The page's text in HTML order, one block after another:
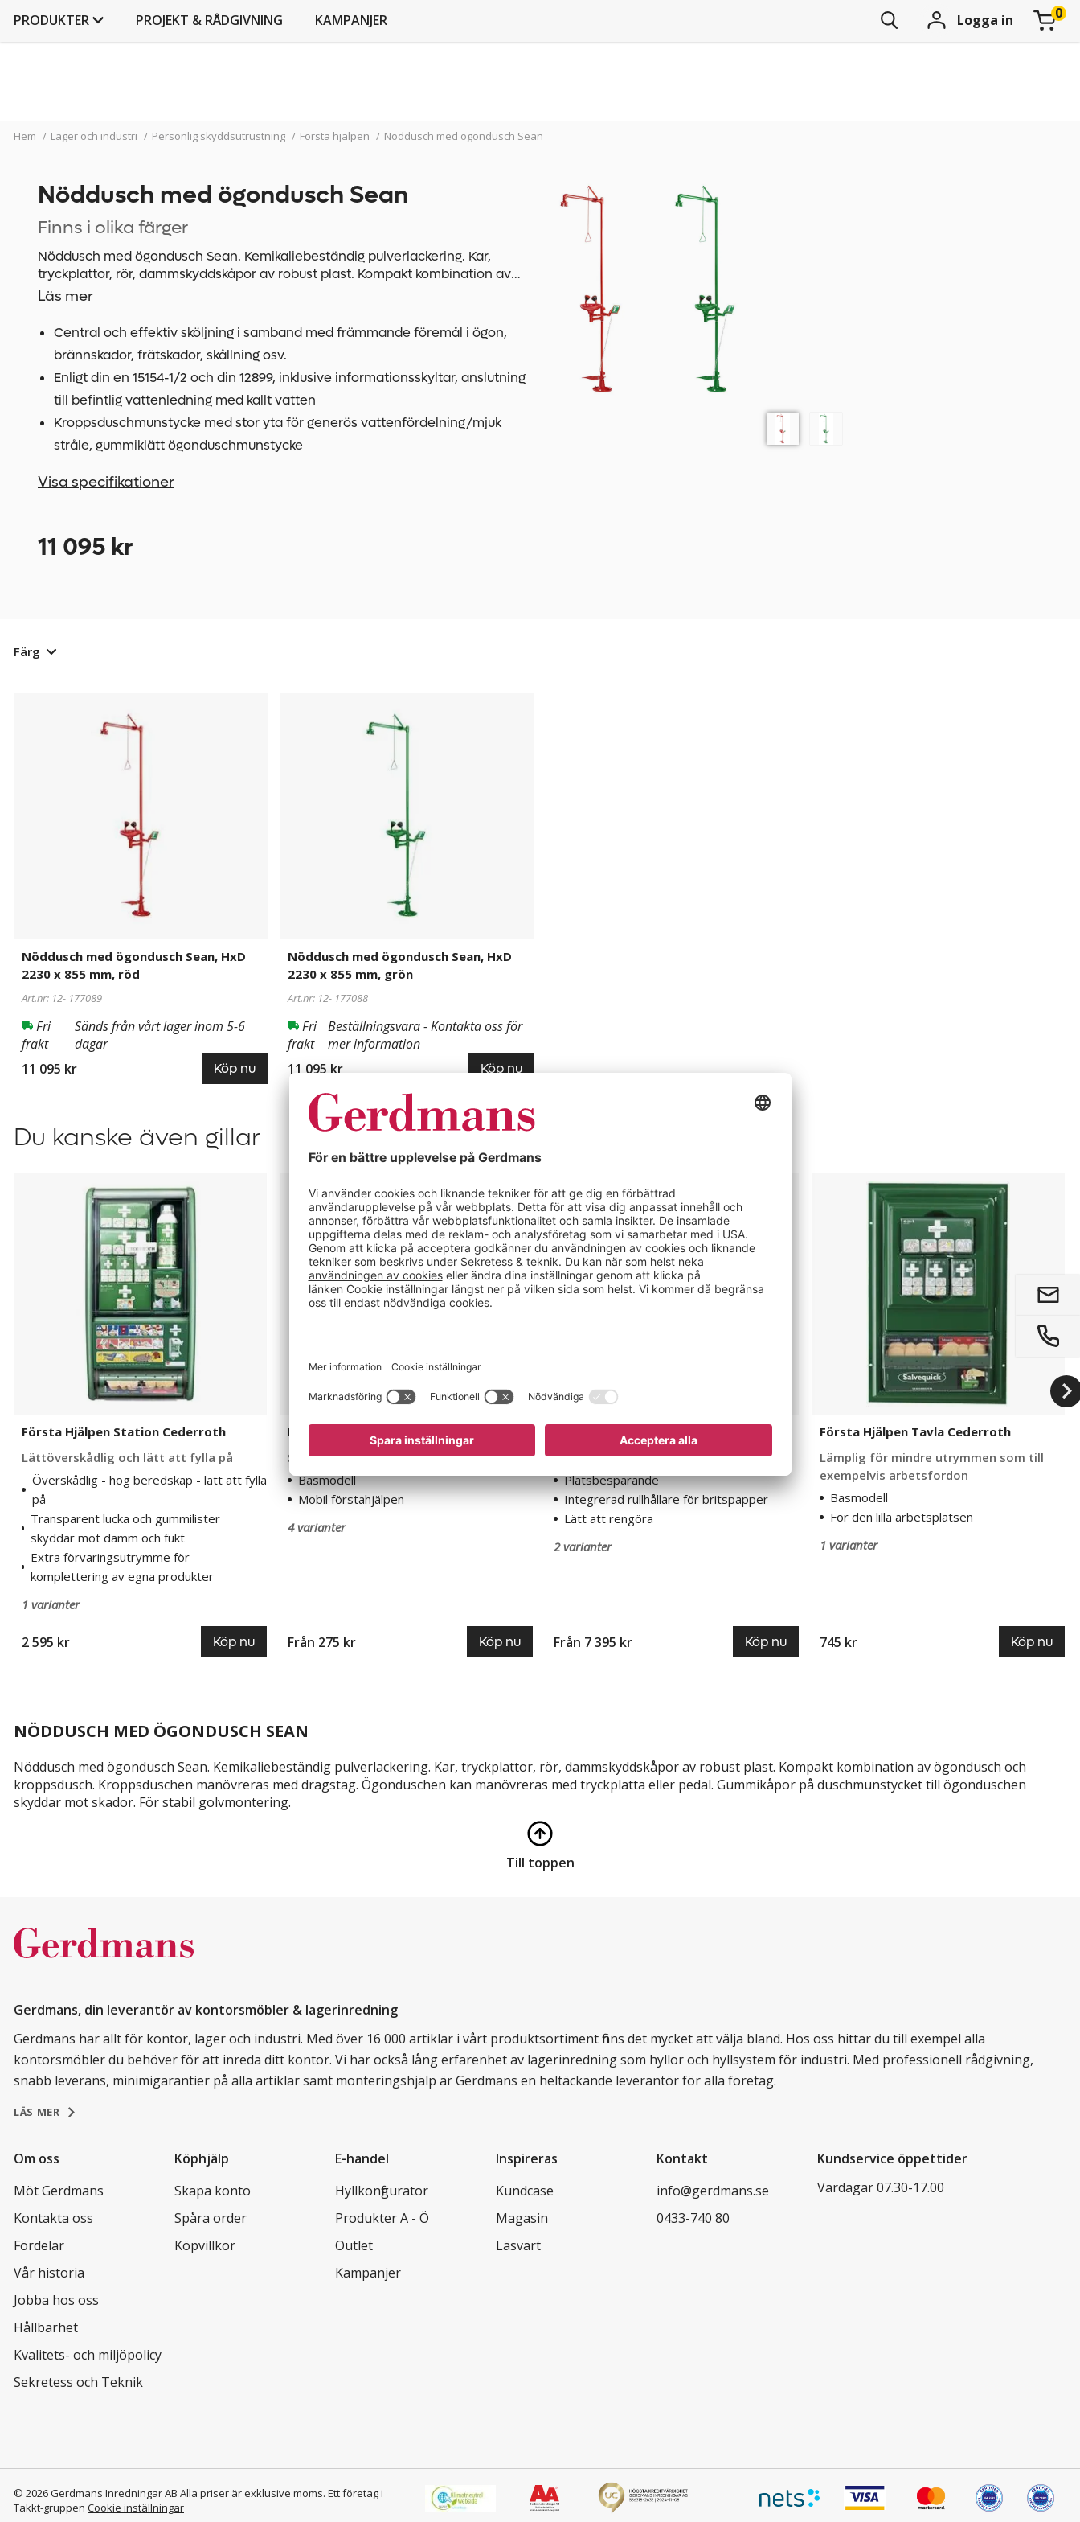
PRODUKTER PROJEKT & RÅDGIVNING KAMPANJER Logga in
Hem / Lager och industri / Personlig skyddsutrustning / Första hjälpen / Nöddusch med ögondusch Sean
Nöddusch med ögondusch Sean
Finns i olika färger
Nöddusch med ögondusch Sean. Kemikaliebeständig pulverlackering. Kar,
tryckplattor, rör, dammskyddskåpor av robust plast. Kompakt kombination av
ögondusch och kroppsdusch. Kroppsduschen manövreras med dragstag.
duschmunstycket till ögonduschen skyddar mot skador.För stabil
Läs mer
Central och effektiv sköljning i samband med främmande föremål i ögon,
brännskador, frätskador, skållning osv.
Enligt din en 15154-1/2 och din 12899, inklusive informationsskyltar, anslutning
till befintlig vattenledning med kallt vatten
Kroppsduschmunstycke med stor yta för generös vattenfördelning/mjuk
stråle, gummiklätt ögonduschmunstycke
Visa specifikationer
11 095 kr
Färg
Nöddusch med ögondusch Sean, HxD
2230 x 855 mm, röd
Art.nr: 12- 177089
Fri
frakt
Sänds från vårt lager inom 5-6
dagar
11 095 kr
Köp nu
Nöddusch med ögondusch Sean, HxD
2230 x 855 mm, grön
Art.nr: 12- 177088
Fri
frakt
Beställningsvara - Kontakta oss för
mer information
11 095 kr
Köp nu
Du kanske även gillar
Första Hjälpen Station Cederroth
Lättöverskådlig och lätt att fylla på
Överskådlig - hög beredskap - lätt att fylla
på
Transparent lucka och gummilister
skyddar mot damm och fukt
Extra förvaringsutrymme för
komplettering av egna produkter
1 varianter
2 595 kr Köp nu
Hjälpen
Cederroth
Första Hjälpen Kit Cederroth
Stor eller liten väska
Basmodell
Mobil förstahjälpen
4 varianter
Från 275 kr Köp nu
Isabell
Brits Isabell
Finns i olika utföranden
Platsbesparande
Integrerad rullhållare för britspapper
Lätt att rengöra
2 varianter
Från 7 395 kr Köp nu
Första Hjälpen Tavla Cederroth
Lämplig för mindre utrymmen som till
exempelvis arbetsfordon
Basmodell
För den lilla arbetsplatsen
1 varianter
745 kr Köp nu
NÖDDUSCH MED ÖGONDUSCH SEAN
Nöddusch med ögondusch Sean. Kemikaliebeständig pulverlackering. Kar, tryckplattor, rör, dammskyddskåpor av robust plast. Kompakt kombination av ögondusch och
kroppsdusch. Kroppsduschen manövreras med dragstag. Ögonduschen kan manövreras med tryckplatta eller pedal. Gummikåpor på duschmunstycket till ögonduschen
skyddar mot skador. För stabil golvmontering.
Till toppen
Gerdmans, din leverantör av kontorsmöbler & lagerinredning
Gerdmans har allt för kontor, lager och industri. Med över 16 000 artiklar i vårt produktsortiment finns det mycket att välja bland. Hos oss hittar du till exempel alla
kontorsmöbler du behöver för att inreda ditt kontor. Vi har också lång erfarenhet av lagerinredning som hyllor och hyllsystem för industri. Med professionell rådgivning,
snabb leverans, minimigarantier på alla artiklar samt monteringshjälp är Gerdmans en heltäckande leverantör för alla företag.
LÄS MER
Om oss
Möt Gerdmans
Kontakta oss
Fördelar
Vår historia
Jobba hos oss
Hållbarhet
Kvalitets- och miljöpolicy
Sekretess och Teknik
Köphjälp
Skapa konto
Spåra order
Köpvillkor
E-handel
Hyllkonfigurator
Produkter A - Ö
Outlet
Kampanjer
Inspireras
Kundcase
Magasin
Läsvärt
Kontakt
info@gerdmans.se
0433-740 80
Kundservice öppettider
Vardagar 07.30-17.00
© 2026 Gerdmans Inredningar AB Alla priser är exklusive moms. Ett företag i
Takkt-gruppen Cookie inställningar